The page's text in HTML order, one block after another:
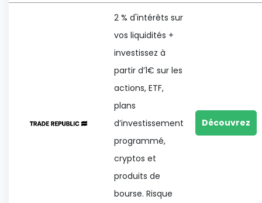
2 % d'intérêts sur
vos liquidités +
investissez à
partir d’1€ sur les
actions, ETF,
plans
d’investissement
programmé,
cryptos et
produits de
bourse. Risque
Découvrez